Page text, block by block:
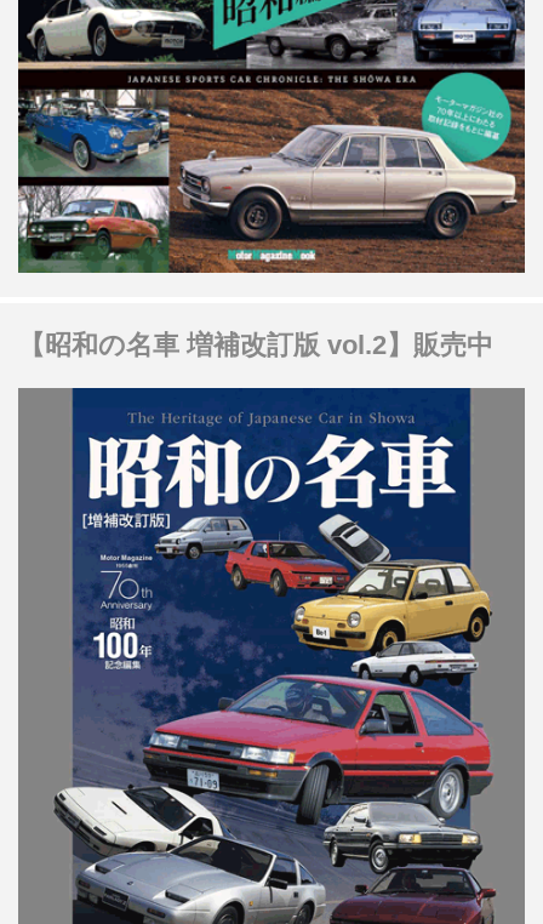
【昭和の名車 増補改訂版 vol.2】販売中